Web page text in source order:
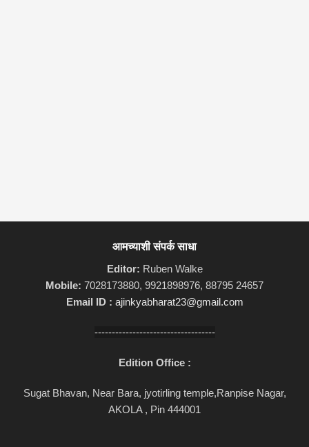
आमच्याशी संपर्क साधा
Editor: Ruben Walke
Mobile: 7028173880, 9921898976, 88795 24657
Email ID : ajinkyabharat23@gmail.com
-----------------------------------
Edition Office :
Sugat Bhavan, Near Bara, jyotirling temple,Ranpise Nagar,
AKOLA , Pin 444001